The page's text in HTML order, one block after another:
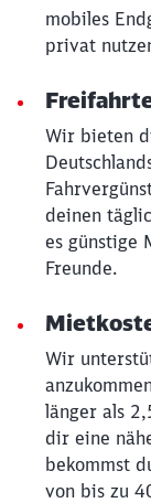
mobiles
privat
Wir bieten
deinen
es günstige
Freunde.
Wir
länger als
dir eine
bekommst
von bis zu